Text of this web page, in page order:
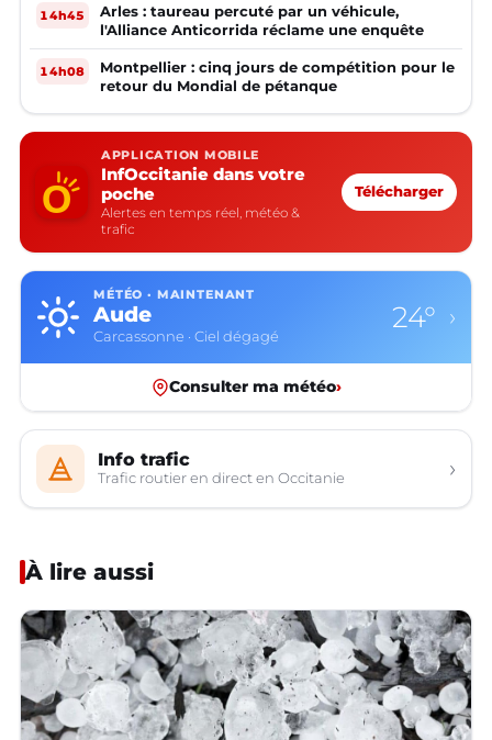
14h45
Arles : taureau percuté par un véhicule,
l'Alliance Anticorrida réclame une enquête
14h08
Montpellier : cinq jours de compétition pour le
retour du Mondial de pétanque
APPLICATION MOBILE
InfOccitanie dans votre
poche
Alertes en temps réel, météo &
trafic
Télécharger
MÉTÉO · MAINTENANT
Aude
Carcassonne · Ciel dégagé
24° ›
Consulter ma météo›
Info trafic
Trafic routier en direct en Occitanie ›
À lire aussi